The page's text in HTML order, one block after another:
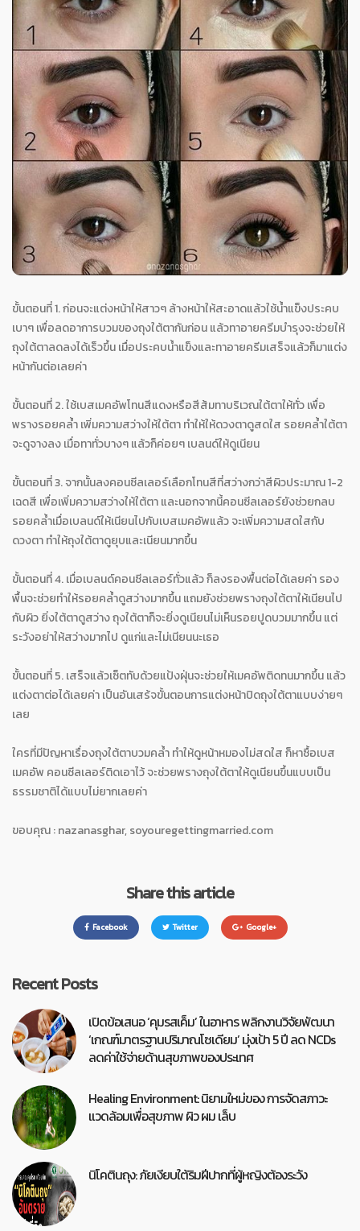
ขั้นตอนที่ 1. ก่อนจะแต่งหน้าให้สาวๆ ล้างหน้าให้สะอาดแล้วใช้น้ำแข็งประคบ
เบาๆ เพื่อลดอาการบวมของถุงใต้ตากันก่อน แล้วทาอายครีมบำรุงจะช่วยให้
ถุงใต้ตาลดลงได้เร็วขึ้น เมื่อประคบน้ำแข็งและทาอายครีมเสร็จแล้วก็มาแต่ง
หน้ากันต่อเลยค่า
ขั้นตอนที่ 2. ใช้เบสเมคอัพโทนสีแดงหรือสีส้มทาบริเวณใต้ตาให้ทั่ว เพื่อ
พรางรอยคล้ำ เพิ่มความสว่างให้ใต้ตา ทำให้ให้ดวงตาดูสดใส รอยคล้ำใต้ตา
จะดูจางลง เมื่อทาทั่วบางๆ แล้วก็ค่อยๆ เบลนด์ให้ดูเนียน
ขั้นตอนที่ 3. จากนั้นลงคอนซีลเลอร์เลือกโทนสีที่สว่างกว่าสีผิวประมาณ 1-2
เฉดสี เพื่อเพิ่มความสว่างให้ใต้ตา และนอกจากนี้คอนซีลเลอร์ยังช่วยกลบ
รอยคล้ำเมื่อเบลนด์ให้เนียนไปกับเบสเมคอัพแล้ว จะเพิ่มความสดใสกับ
ดวงตา ทำให้ถุงใต้ตาดูยุบและเนียนมากขึ้น
ขั้นตอนที่ 4. เมื่อเบลนด์คอนซีลเลอร์ทั่วแล้ว ก็ลงรองพื้นต่อได้เลยค่า รอง
พื้นจะช่วยทำให้รอยคล้ำดูสว่างมากขึ้น แถมยังช่วยพรางถุงใต้ตาให้เนียนไป
กับผิว ยิ่งใต้ตาดูสว่าง ถุงใต้ตาก็จะยิ่งดูเนียนไม่เห็นรอยปูดบวมมากขึ้น แต่
ระวังอย่าให้สว่างมากไป ดูแก่และไม่เนียนนะเธอ
ขั้นตอนที่ 5. เสร็จแล้วเซ็ตทับด้วยแป้งฝุ่นจะช่วยให้เมคอัพติดทนมากขึ้น แล้ว
แต่งตาต่อได้เลยค่า เป็นอันเสร้จขั้นตอนการแต่งหน้าปิดถุงใต้ตาแบบง่ายๆ
เลย
ใครที่มีปัญหาเรื่องถุงใต้ตาบวมคล้ำ ทำให้ดูหน้าหมองไม่สดใส ก็หาซื้อเบส
เมคอัพ คอนซีลเลอร์ติดเอาไว้ จะช่วยพรางถุงใต้ตาให้ดูเนียนขึ้นแบบเป็น
ธรรมชาติได้แบบไม่ยากเลยค่า
ขอบคุณ : nazanasghar, soyouregettingmarried.com
Share this article
Facebook Twitter Google+
Recent Posts
เปิดข้อเสนอ ‘คุมรสเค็ม’ ในอาหาร พลิกงานวิจัยพัฒนา
‘เกณฑ์มาตรฐานปริมาณโซเดียม’ มุ่งเป้า 5 ปี ลด NCDs
ลดค่าใช้จ่ายด้านสุขภาพของประเทศ
Healing Environment: นิยามใหม่ของ การจัดสภาวะ
แวดล้อมเพื่อสุขภาพ ผิว ผม เล็บ
นิโคตินถุง: ภัยเงียบใต้ริมฝีปากที่ผู้หญิงต้องระวัง